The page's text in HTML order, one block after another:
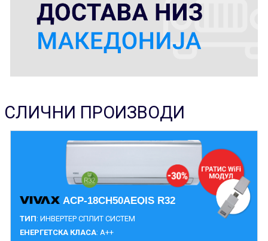
СЛИЧНИ ПРОИЗВОДИ
ACP-18CH50AEQIS R32
ТИП: ИНВЕРТЕР СПЛИТ СИСТЕМ
ЕНЕРГЕТСКА КЛАСА: A++